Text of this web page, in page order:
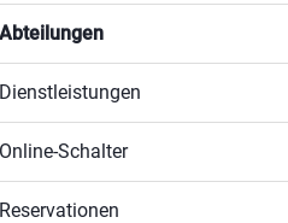
Abteilungen
Dienstleistungen
Online-Schalter
Reservationen